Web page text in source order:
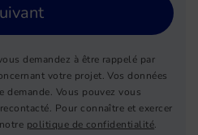
demandez à être rappelé par
votre projet. Vos données
Vous pouvez vous
Pour connaître et exercer
politique de confidentialité.